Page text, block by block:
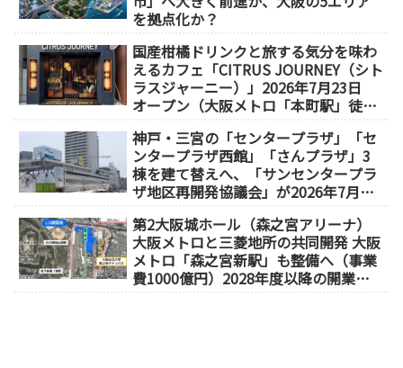
を拠点化か？
国産柑橘ドリンクと旅する気分を味わ
えるカフェ「CITRUS JOURNEY（シト
ラスジャーニー）」2026年7月23日
オープン（大阪メトロ「本町駅」徒歩
神戸・三宮の「センタープラザ」「セ
ンタープラザ西館」「さんプラザ」3
棟を建て替えへ、「サンセンタープラ
ザ地区再開発協議会」が2026年7月発
第2大阪城ホール（森之宮アリーナ）
大阪メトロと三菱地所の共同開発 大阪
メトロ「森之宮新駅」も整備へ（事業
費1000億円）2028年度以降の開業